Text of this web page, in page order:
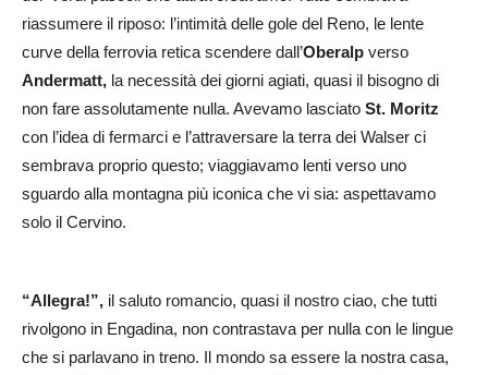
riassumere il riposo: l’intimità delle gole del Reno, le lente
curve della ferrovia retica scendere dall’Oberalp verso
Andermatt, la necessità dei giorni agiati, quasi il bisogno di
non fare assolutamente nulla. Avevamo lasciato St. Moritz
con l’idea di fermarci e l’attraversare la terra dei Walser ci
sembrava proprio questo; viaggiavamo lenti verso uno
sguardo alla montagna più iconica che vi sia: aspettavamo
solo il Cervino.
“Allegra!”, il saluto romancio, quasi il nostro ciao, che tutti
rivolgono in Engadina, non contrastava per nulla con le lingue
che si parlavano in treno. Il mondo sa essere la nostra casa,